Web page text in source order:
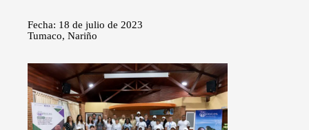
Fecha: 18 de julio de 2023
Tumaco, Nariño